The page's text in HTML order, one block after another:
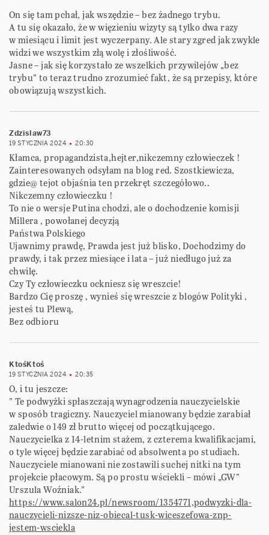
On się tam pchał, jak wszędzie – bez żadnego trybu.
A tu się okazało, że w więzieniu wizyty są tylko dwa razy
w miesiącu i limit jest wyczerpany. Ale stary zgred jak zwykle
widzi we wszystkim złą wolę i złośliwość.
Jasne – jak się korzystało ze wszelkich przywilejów „bez
trybu” to teraz trudno zrozumieć fakt, że są przepisy, które
obowiązują wszystkich.
Zdzislaw73
19 STYCZNIA 2024 20:30
Kłamca, propagandzista,hejter,nikczemny człowieczek !
Zainteresowanych odsyłam na blog red. Szostkiewicza,
gdzie@ tejot objaśnia ten przekręt szczegółowo..
Nikczemny człowieczku !
To nie o wersje Putina chodzi, ale o dochodzenie komisji
Millera , powołanej decyzją
Państwa Polskiego
Ujawnimy prawdę, Prawda jest już blisko, Dochodzimy do
prawdy, i tak przez miesiące i lata – już niedługo już za
chwilę.
Czy Ty człowieczku ockniesz się wreszcie!
Bardzo Cię proszę , wynieś się wreszcie z blogów Polityki ,
jesteś tu Plewą,
Bez odbioru
KtośKtoś
19 STYCZNIA 2024 20:35
O, i tu jeszcze:
” Te podwyżki spłaszczają wynagrodzenia nauczycielskie
w sposób tragiczny. Nauczyciel mianowany będzie zarabiał
zaledwie o 149 zł brutto więcej od początkującego.
Nauczycielka z 14-letnim stażem, z czterema kwalifikacjami,
o tyle więcej będzie zarabiać od absolwenta po studiach.
Nauczyciele mianowani nie zostawili suchej nitki na tym
projekcie płacowym. Są po prostu wściekli – mówi „GW”
Urszula Woźniak.”
https://www.salon24.pl/newsroom/1354771,podwyzki-dla-
nauczycieli-nizsze-niz-obiecal-tusk-wiceszefowa-znp-
jestem-wsciekla